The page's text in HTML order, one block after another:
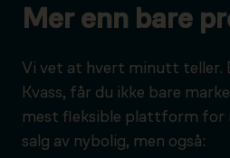
Mer enn bare
Vi vet at hvert minutt teller.
Kvass, får du ikke bare
mest fleksible plattform for
salg av nybolig, men også: